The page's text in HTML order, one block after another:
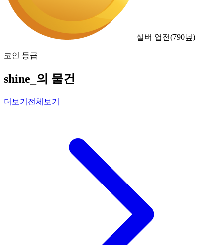
실버 엽전(790닢)
코인 등급
shine_의 물건
더보기 전체보기